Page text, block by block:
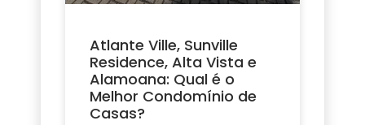
Atlante Ville, Sunville
Residence, Alta Vista e
Alamoana: Qual é o
Melhor Condomínio de
Casas?